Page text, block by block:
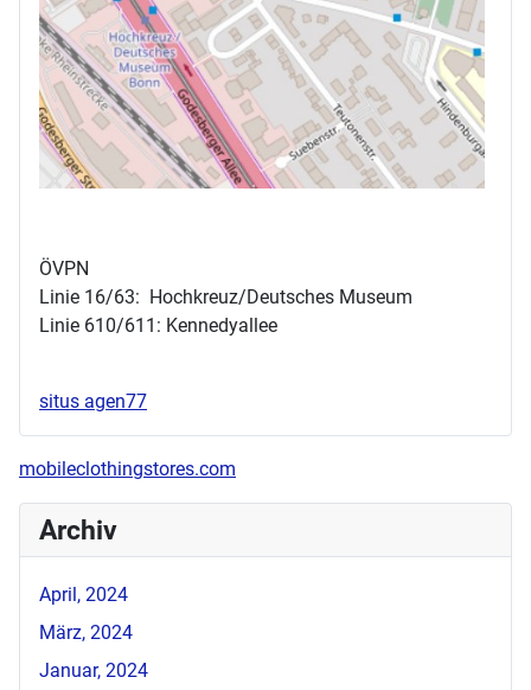
ÖVPN
Linie 16/63: Hochkreuz/Deutsches Museum
Linie 610/611: Kennedyallee
situs agen77
mobileclothingstores.com
Archiv
April, 2024
März, 2024
Januar, 2024